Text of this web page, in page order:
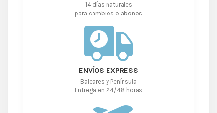
14 días naturales
para cambios o abonos
ENVÍOS EXPRESS
Baleares y Península
Entrega en 24/48 horas